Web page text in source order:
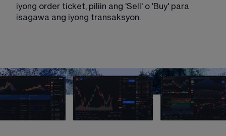
iyong order ticket, piliin ang 'Sell' o 'Buy' para
isagawa ang iyong transaksyon.